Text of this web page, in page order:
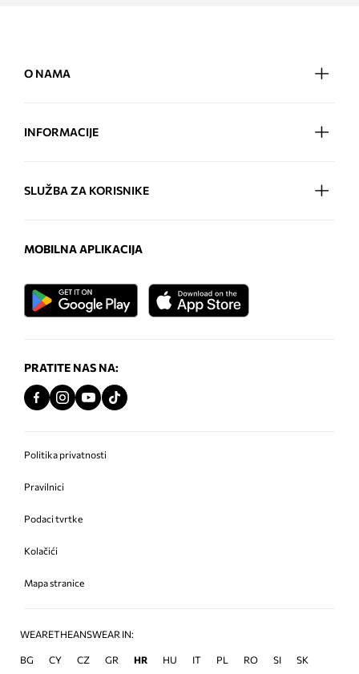
O NAMA
INFORMACIJE
SLUŽBA ZA KORISNIKE
MOBILNA APLIKACIJA
PRATITE NAS NA:
Politika privatnosti
Pravilnici
Podaci tvrtke
Kolačići
Mapa stranice
WEARETHEANSWEAR IN:
BG CY CZ GR HR HU IT PL RO SI SK